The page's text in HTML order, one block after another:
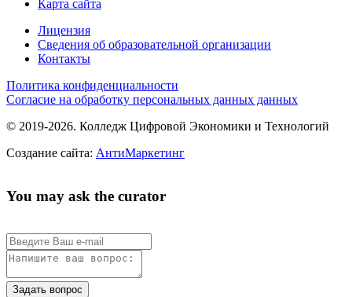
Карта сайта
Лицензия
Сведения об образовательной организации
Контакты
Политика конфиденциальности
Согласие на обработку персональных данных данных
© 2019-2026. Колледж Цифровой Экономики и Технологий
Создание сайта: АнтиМаркетинг
You may ask the curator
Задать вопрос